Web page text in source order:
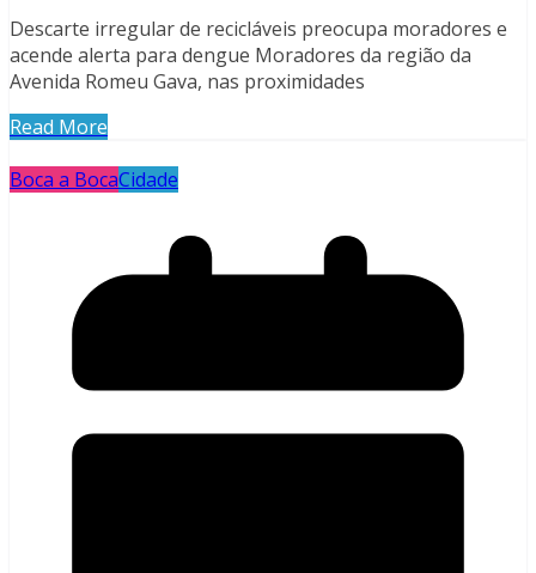
Descarte irregular de recicláveis preocupa moradores e
acende alerta para dengue Moradores da região da
Avenida Romeu Gava, nas proximidades
Read More
Boca a BocaCidade